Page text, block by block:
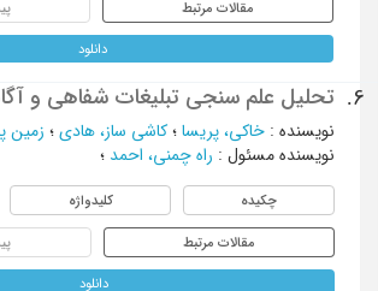
مقالات مرتبط
دانلود
6. تحلیل علم سنجی تبلیغات شفاهی و
نویسنده: خاکی، پریسا؛ کاشی ساز، هادی؛ زمین
نویسنده مسئول : راه چمنی، احمد؛
چکیده کلیدواژه
مقالات مرتبط
دانلود